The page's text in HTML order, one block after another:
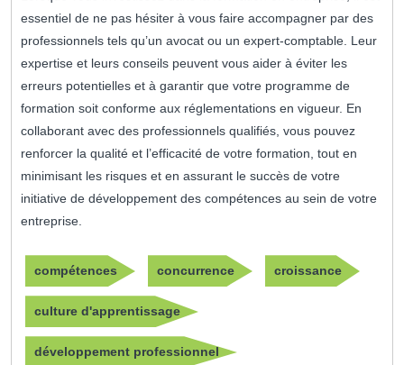
essentiel de ne pas hésiter à vous faire accompagner par des
professionnels tels qu’un avocat ou un expert-comptable. Leur
expertise et leurs conseils peuvent vous aider à éviter les
erreurs potentielles et à garantir que votre programme de
formation soit conforme aux réglementations en vigueur. En
collaborant avec des professionnels qualifiés, vous pouvez
renforcer la qualité et l’efficacité de votre formation, tout en
minimisant les risques et en assurant le succès de votre
initiative de développement des compétences au sein de votre
entreprise.
compétences concurrence croissance
culture d'apprentissage
développement professionnel